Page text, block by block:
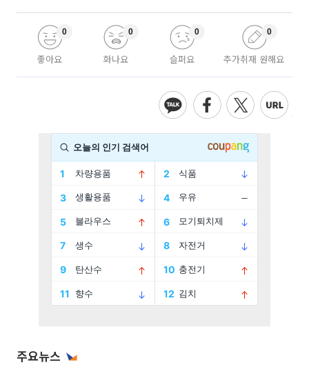
좋아요
0
화나요
0
슬퍼요
0
추가취재 원해요
0
주요뉴스